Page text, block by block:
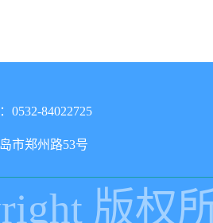
0532-84022725
市郑州路53号
版权